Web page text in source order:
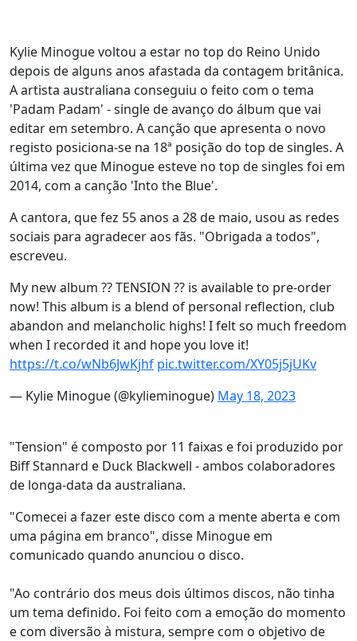
Kylie Minogue voltou a estar no top do Reino Unido
depois de alguns anos afastada da contagem britânica.
A artista australiana conseguiu o feito com o tema
'Padam Padam' - single de avanço do álbum que vai
editar em setembro. A canção que apresenta o novo
registo posiciona-se na 18ª posição do top de singles. A
última vez que Minogue esteve no top de singles foi em
2014, com a canção 'Into the Blue'.
A cantora, que fez 55 anos a 28 de maio, usou as redes
sociais para agradecer aos fãs. "Obrigada a todos",
escreveu.
My new album ?? TENSION ?? is available to pre-order
now! This album is a blend of personal reflection, club
abandon and melancholic highs! I felt so much freedom
when I recorded it and hope you love it!
https://t.co/wNb6JwKjhf pic.twitter.com/XY05j5jUKv
— Kylie Minogue (@kylieminogue) May 18, 2023
"Tension" é composto por 11 faixas e foi produzido por
Biff Stannard e Duck Blackwell - ambos colaboradores
de longa-data da australiana.
"Comecei a fazer este disco com a mente aberta e com
uma página em branco", disse Minogue em
comunicado quando anunciou o disco.
"Ao contrário dos meus dois últimos discos, não tinha
um tema definido. Foi feito com a emoção do momento
e com diversão à mistura, sempre com o objetivo de